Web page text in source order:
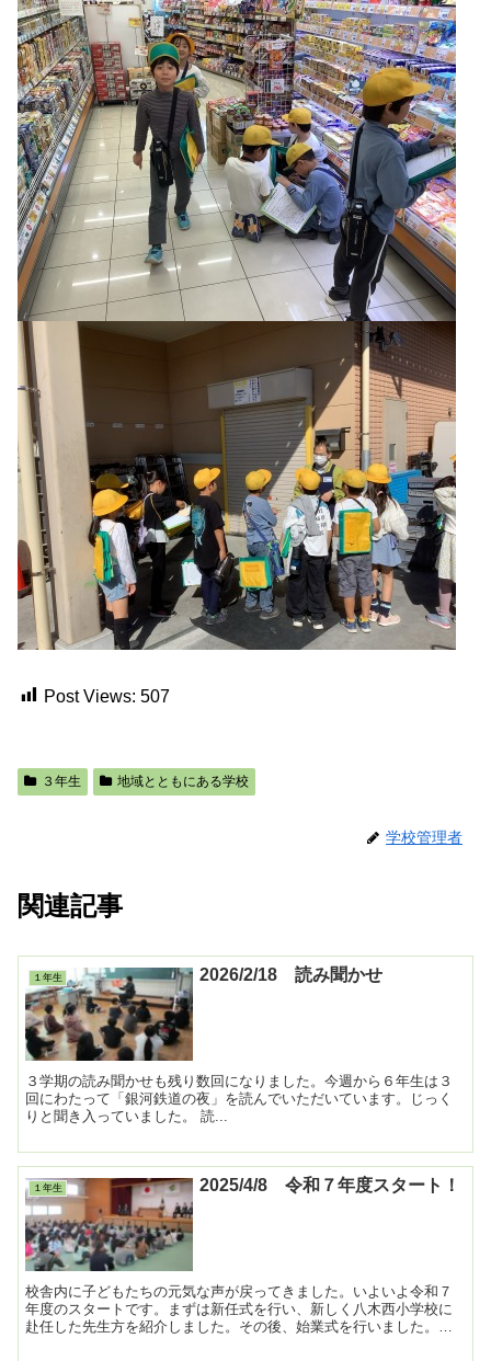
Post Views: 507
３年生 地域とともにある学校
学校管理者
関連記事
１年生 2026/2/18 読み聞かせ
３学期の読み聞かせも残り数回になりました。今週から６年生は３
回にわたって「銀河鉄道の夜」を読んでいただいています。じっく
りと聞き入っていました。 読...
１年生 2025/4/8 令和７年度スタート！
校舎内に子どもたちの元気な声が戻ってきました。いよいよ令和７
年度のスタートです。まずは新任式を行い、新しく八木西小学校に
赴任した先生方を紹介しました。その後、始業式を行いました。子